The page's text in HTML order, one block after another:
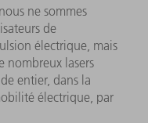
ne sommes
de
électrique, mais
nombreux lasers
entier, dans la
électrique, par